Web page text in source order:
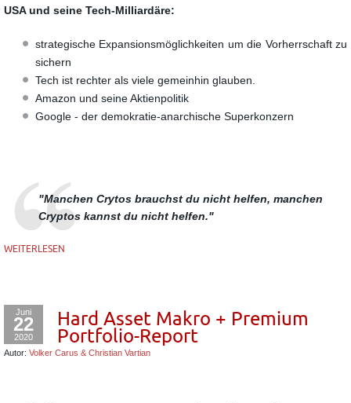
USA und seine Tech-Milliardäre:
strategische Expansionsmöglichkeiten um die Vorherrschaft zu
sichern
Tech ist rechter als viele gemeinhin glauben.
Amazon und seine Aktienpolitik
Google - der demokratie-anarchische Superkonzern
"Manchen Crytos brauchst du nicht helfen, manchen
Cryptos kannst du nicht helfen."
WEITERLESEN
Juni
22
2020
Hard Asset Makro + Premium
Portfolio-Report
Autor: Volker Carus & Christian Vartian